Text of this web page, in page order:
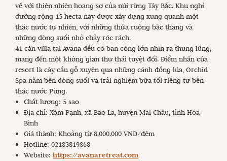
về với thiên nhiên hoang sơ của núi rừng Tây Bắc. Khu nghỉ
dưỡng rộng 15 hecta này được xây dựng xung quanh một
thác nước tự nhiên, với những thửa ruộng bậc thang và
những dòng suối nhỏ chảy róc rách.
41 căn villa tại Avana đều có ban công lớn nhìn ra thung lũng,
mang đến một không gian thư thái tuyệt đối. Điểm nhấn của
resort là cây cầu gỗ xuyên qua những cánh đồng lúa, Orchid
Spa nằm bên dòng suối và trải nghiệm bữa tối riêng tư bên
thác nước Pùng.
Chất lượng: 5 sao
Địa chỉ: Xóm Pạnh, xã Bao La, huyện Mai Châu, tỉnh Hòa
Bình
Giá thành: Khoảng từ 8.000.000 VND/đêm
Hotline: 02183819868
Website: https://avanaretreat.com